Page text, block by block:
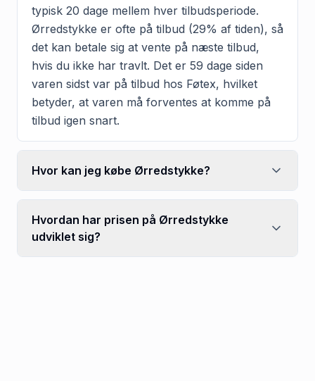
typisk 20 dage mellem hver tilbudsperiode.
Ørredstykke er ofte på tilbud (29% af tiden), så
det kan betale sig at vente på næste tilbud,
hvis du ikke har travlt. Det er 59 dage siden
varen sidst var på tilbud hos Føtex, hvilket
betyder, at varen må forventes at komme på
tilbud igen snart.
Hvor kan jeg købe Ørredstykke?
Hvordan har prisen på Ørredstykke
udviklet sig?